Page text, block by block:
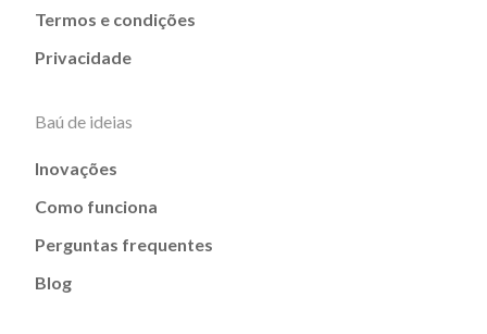
Termos e condições
Privacidade
Baú de ideias
Inovações
Como funciona
Perguntas frequentes
Blog